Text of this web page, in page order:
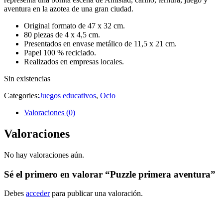
aventura en la azotea de una gran ciudad.
Original formato de 47 x 32 cm.
80 piezas de 4 x 4,5 cm.
Presentados en envase metálico de 11,5 x 21 cm.
Papel 100 % reciclado.
Realizados en empresas locales.
Sin existencias
Categories:Juegos educativos, Ocio
Valoraciones (0)
Valoraciones
No hay valoraciones aún.
Sé el primero en valorar “Puzzle primera aventura”
Debes accederpara publicar una valoración.